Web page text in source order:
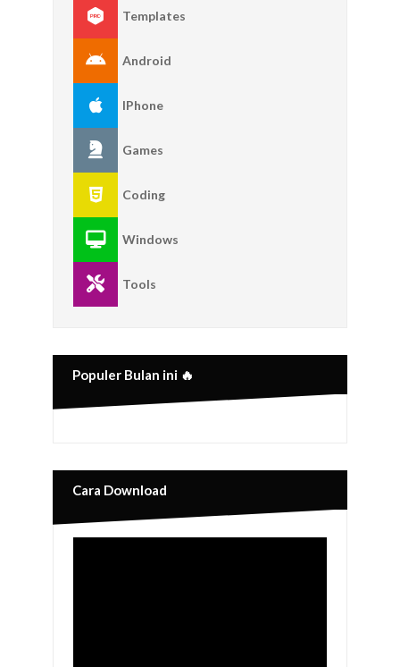
Templates
Android
IPhone
Games
Coding
Windows
Tools
Populer Bulan ini 🔥
Cara Download